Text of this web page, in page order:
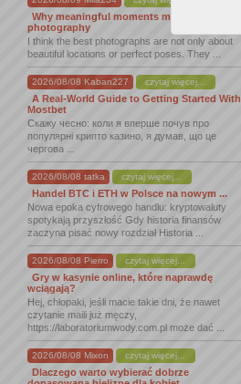
Why meaningful moments matter in
photography
I think the best photographs are not only about
beautiful locations or perfect poses. They ...
2026/08/08 Kaban227 czytaj więcej...
A Real-World Guide to Getting Started With
Mostbet
Скажу чесно: коли я вперше почув про
популярні крипто казино, я думав, що це
чергова ...
2026/08/08 tatka czytaj więcej...
Handel BTC i ETH w Polsce na nowym ...
Nowa epoka cyfrowego handlu: kryptowaluty
spotykają przyszłość Gdy historia finansów
zaczyna pisać nowy rozdział Historia ...
2026/08/08 Pierro czytaj więcej...
Gry w kasynie online, które naprawdę
wciągają?
Hej, chłopaki, jeśli macie takie dni, że nawet
czytanie maili już męczy,
https://laboratoriumwody.com.pl może dać ...
2026/08/08 Mixon czytaj więcej...
Dlaczego warto wybierać dobrze